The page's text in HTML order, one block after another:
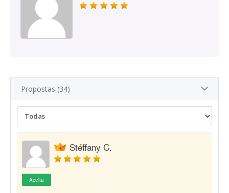
Propostas (34)
Stéffany C.
Aceita